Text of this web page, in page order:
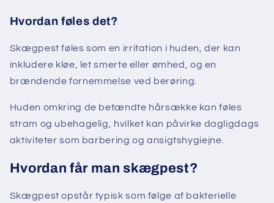
Hvordan føles det?
Skægpest føles som en irritation i huden, der kan
inkludere kløe, let smerte eller ømhed, og en
brændende fornemmelse ved berøring.
Huden omkring de betændte hårsække kan føles
stram og ubehagelig, hvilket kan påvirke dagligdags
aktiviteter som barbering og ansigtshygiejne.
Hvordan får man skægpest?
Skægpest opstår typisk som følge af bakterielle